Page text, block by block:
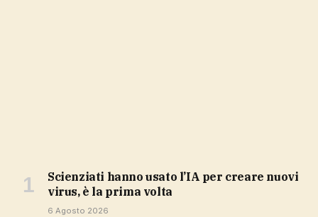
Scienziati hanno usato l’IA per creare nuovi
virus, è la prima volta
6 Agosto 2026